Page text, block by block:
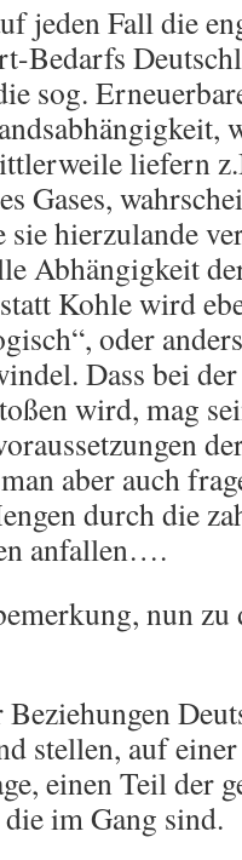
jeden Fall die
Bedarfs
sog.
liefern
Gases,
hierzulande
Abhängigkeit
Kohle wird
oder
Dass bei
wird, mag
aber auch
durch die
anfallen….
nun zu
stellen, auf
einen Teil der
im Gang sind.